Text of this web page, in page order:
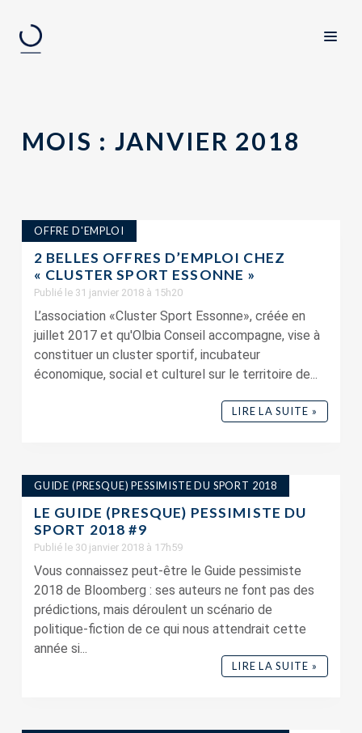
MOIS : JANVIER 2018
OFFRE D'EMPLOI
2 BELLES OFFRES D’EMPLOI CHEZ
« CLUSTER SPORT ESSONNE »
Publié le 31 janvier 2018 à 15h20
L’association «Cluster Sport Essonne», créée en
juillet 2017 et qu'Olbia Conseil accompagne, vise à
constituer un cluster sportif, incubateur
économique, social et culturel sur le territoire de...
LIRE LA SUITE »
GUIDE (PRESQUE) PESSIMISTE DU SPORT 2018
LE GUIDE (PRESQUE) PESSIMISTE DU
SPORT 2018 #9
Publié le 30 janvier 2018 à 17h59
Vous connaissez peut-être le Guide pessimiste
2018 de Bloomberg : ses auteurs ne font pas des
prédictions, mais déroulent un scénario de
politique-fiction de ce qui nous attendrait cette
année si...
LIRE LA SUITE »